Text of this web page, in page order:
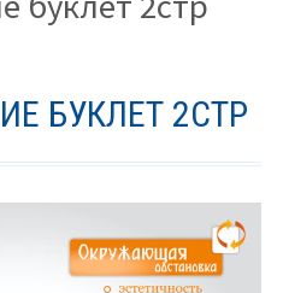
БУКЛЕТ 2СТР